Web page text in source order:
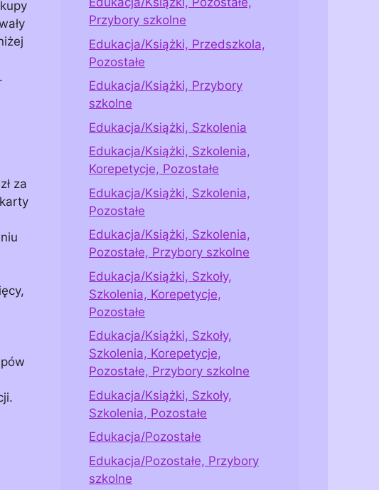
za
Przybory szkolne
Edukacja/Książki, Przedszkola,
Pozostałe
Edukacja/Książki, Przybory
szkolne
Edukacja/Książki, Szkolenia
Edukacja/Książki, Szkolenia,
Korepetycje, Pozostałe
Edukacja/Książki, Szkolenia,
Pozostałe
Edukacja/Książki, Szkolenia,
Pozostałe, Przybory szkolne
Edukacja/Książki, Szkoły,
Szkolenia, Korepetycje,
Pozostałe
Edukacja/Książki, Szkoły,
Szkolenia, Korepetycje,
Pozostałe, Przybory szkolne
Edukacja/Książki, Szkoły,
Szkolenia, Pozostałe
Edukacja/Pozostałe
Edukacja/Pozostałe, Przybory
szkolne